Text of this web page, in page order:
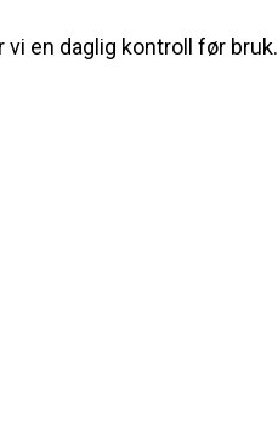
en daglig kontroll før bruk.